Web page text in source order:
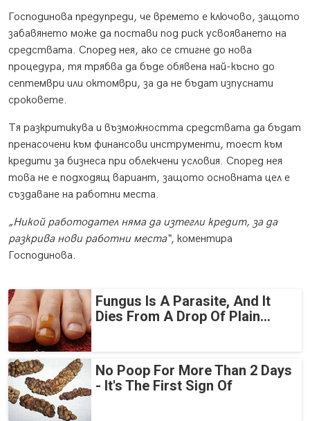
Господинова предупреди, че времето е ключово, защото
забавянето може да постави под риск усвояването на
средствата. Според нея, ако се стигне до нова
процедура, тя трябва да бъде обявена най-късно до
септември или октомври, за да не бъдат изпуснати
сроковете.
Тя разкритикува и възможността средствата да бъдат
пренасочени към финансови инструменти, тоест към
кредити за бизнеса при облекчени условия. Според нея
това не е подходящ вариант, защото основната цел е
създаване на работни места.
„Никой работодател няма да изтегли кредит, за да
разкрива нови работни места“, коментира
Господинова.
Fungus Is A Parasite, And It
Dies From A Drop Of Plain...
No Poop For More Than 2 Days
- It's The First Sign Of